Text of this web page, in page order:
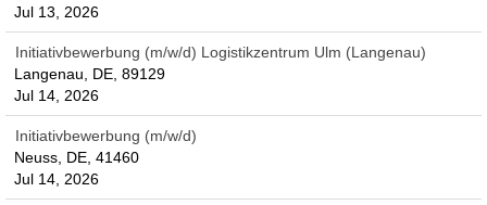
Jul 13, 2026
Initiativbewerbung (m/w/d) Logistikzentrum Ulm (Langenau)
Langenau, DE, 89129
Jul 14, 2026
Initiativbewerbung (m/w/d)
Neuss, DE, 41460
Jul 14, 2026